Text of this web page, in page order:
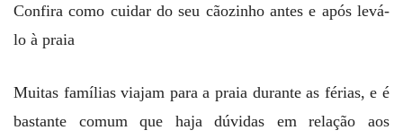
Confira como cuidar do seu cãozinho antes e após levá-
lo à praia
Muitas famílias viajam para a praia durante as férias, e é
bastante comum que haja dúvidas em relação aos